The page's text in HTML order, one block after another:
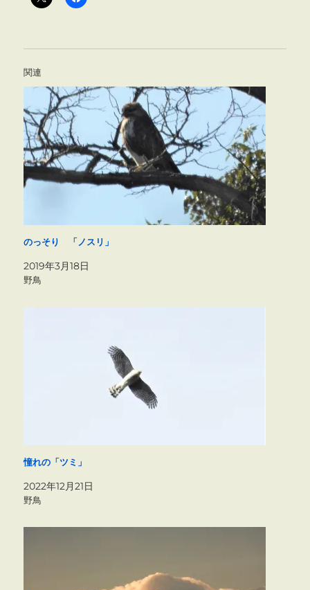
関連
のっそり 「ノスリ」
2019年3月18日
野鳥
憧れの「ツミ」
2022年12月21日
野鳥